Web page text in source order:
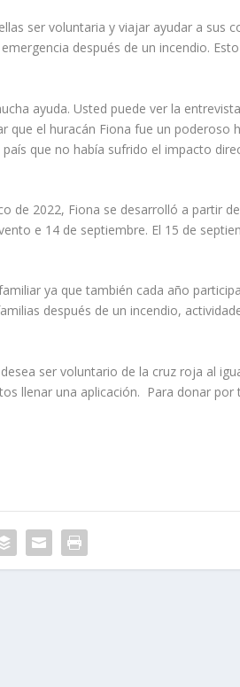
ser voluntaria y viajar ayudar a sus
después de un incendio.
ayuda. Usted puede ver la
que el huracán Fiona fue un poderoso
que no había sufrido el impacto
de 2022, Fiona se desarrolló a partir
e 14 de septiembre. El 15 de
ya que también cada año
después de un incendio,
ser voluntario de la cruz roja al
llenar una aplicación. Para donar